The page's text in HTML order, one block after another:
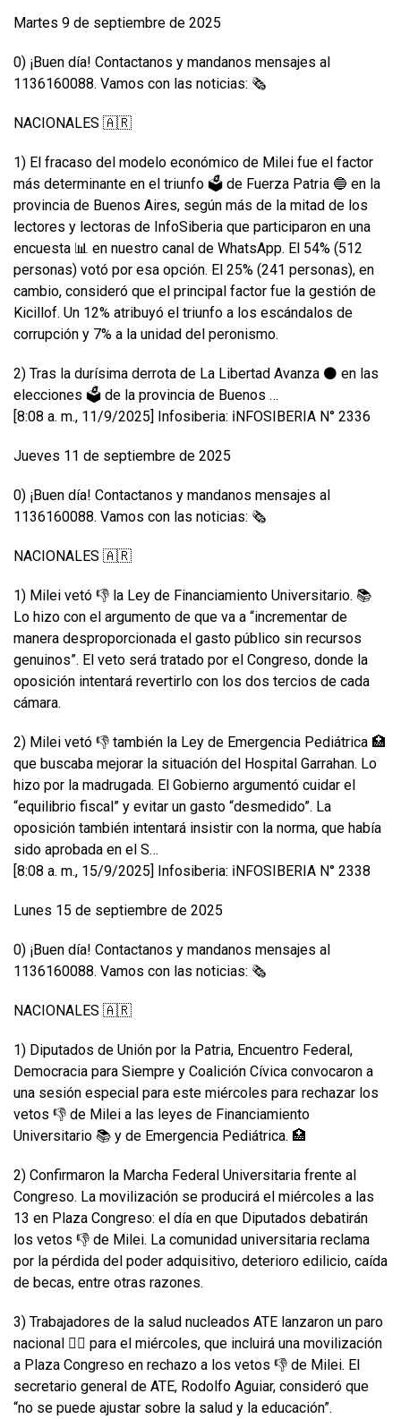
Martes 9 de septiembre de 2025
0) ¡Buen día! Contactanos y mandanos mensajes al
1136160088. Vamos con las noticias: 🗞️
NACIONALES 🇦🇷
1) El fracaso del modelo económico de Milei fue el factor
más determinante en el triunfo 🗳️ de Fuerza Patria 🔵 en la
provincia de Buenos Aires, según más de la mitad de los
lectores y lectoras de InfoSiberia que participaron en una
encuesta 📊 en nuestro canal de WhatsApp. El 54% (512
personas) votó por esa opción. El 25% (241 personas), en
cambio, consideró que el principal factor fue la gestión de
Kicillof. Un 12% atribuyó el triunfo a los escándalos de
corrupción y 7% a la unidad del peronismo.
2) Tras la durísima derrota de La Libertad Avanza ⚫ en las
elecciones 🗳️ de la provincia de Buenos …
[8:08 a. m., 11/9/2025] Infosiberia: ℹ️NFOSIBERIA N° 2336
Jueves 11 de septiembre de 2025
0) ¡Buen día! Contactanos y mandanos mensajes al
1136160088. Vamos con las noticias: 🗞️
NACIONALES 🇦🇷
1) Milei vetó 👎 la Ley de Financiamiento Universitario. 📚
Lo hizo con el argumento de que va a “incrementar de
manera desproporcionada el gasto público sin recursos
genuinos”. El veto será tratado por el Congreso, donde la
oposición intentará revertirlo con los dos tercios de cada
cámara.
2) Milei vetó 👎 también la Ley de Emergencia Pediátrica 🏥
que buscaba mejorar la situación del Hospital Garrahan. Lo
hizo por la madrugada. El Gobierno argumentó cuidar el
“equilibrio fiscal” y evitar un gasto “desmedido”. La
oposición también intentará insistir con la norma, que había
sido aprobada en el S…
[8:08 a. m., 15/9/2025] Infosiberia: ℹ️NFOSIBERIA N° 2338
Lunes 15 de septiembre de 2025
0) ¡Buen día! Contactanos y mandanos mensajes al
1136160088. Vamos con las noticias: 🗞️
NACIONALES 🇦🇷
1) Diputados de Unión por la Patria, Encuentro Federal,
Democracia para Siempre y Coalición Cívica convocaron a
una sesión especial para este miércoles para rechazar los
vetos 👎 de Milei a las leyes de Financiamiento
Universitario 📚 y de Emergencia Pediátrica. 🏥
2) Confirmaron la Marcha Federal Universitaria frente al
Congreso. La movilización se producirá el miércoles a las
13 en Plaza Congreso: el día en que Diputados debatirán
los vetos 👎 de Milei. La comunidad universitaria reclama
por la pérdida del poder adquisitivo, deterioro edilicio, caída
de becas, entre otras razones.
3) Trabajadores de la salud nucleados ATE lanzaron un paro
nacional ✋🏽 para el miércoles, que incluirá una movilización
a Plaza Congreso en rechazo a los vetos 👎 de Milei. El
secretario general de ATE, Rodolfo Aguiar, consideró que
“no se puede ajustar sobre la salud y la educación”.